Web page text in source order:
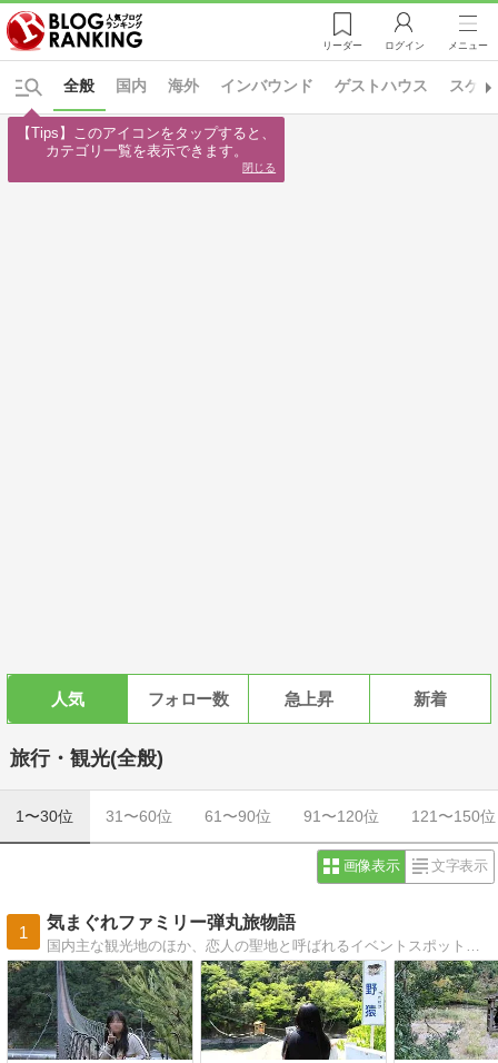
リーダー ログイン メニュー
国内 海外 インバウンド ゲストハウス スケ
全般
人気 フォロー数 急上昇 新着
旅行・観光(全般)
1〜30位 31〜60位 61〜90位 91〜120位 121〜150位
画像表示 文字表示
1
気まぐれファミリー弾丸旅物語
【Tips】このアイコンをタップすると、
カテゴリ一覧を表示できます。
閉じる